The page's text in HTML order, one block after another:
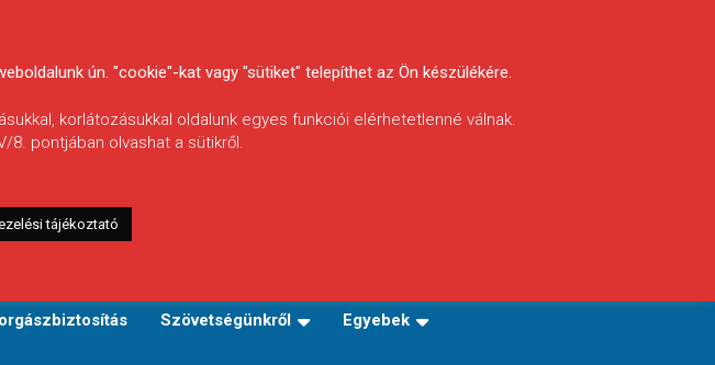
Szövetségünkről Egyebek
ún. "cookie"-kat vagy "sütiket" telepíthet az Ön készülékére.
korlátozásukkal oldalunk egyes funkciói elérhetetlenné válnak.
8. pontjában olvashat a sütikről.
tájékoztató